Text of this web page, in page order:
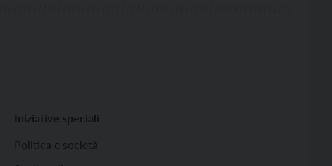
Iniziative speciali
Politica e società